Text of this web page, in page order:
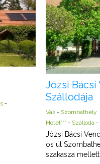
-
Józsi
Szállodája
Vas - Szombathely
Hotel*** - Szálloda -
Józsi Bácsi
os út
szakasza